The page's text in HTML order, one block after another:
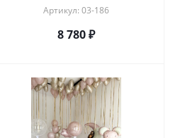
Артикул: 03-186
8 780₽